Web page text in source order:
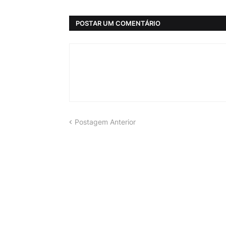
POSTAR UM COMENTÁRIO
Postagem Anterior